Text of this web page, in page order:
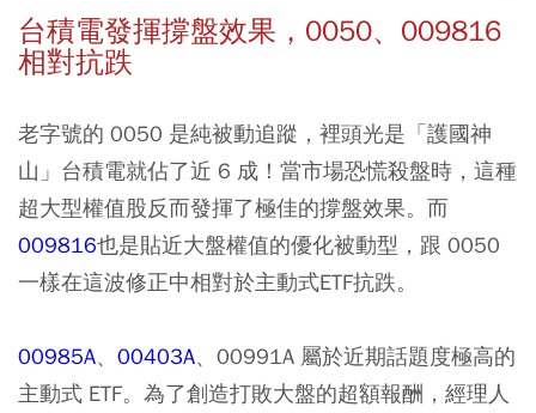
台積電發揮撐盤效果，0050、009816
相對抗跌
老字號的 0050 是純被動追蹤，裡頭光是「護國神
山」台積電就佔了近 6 成！當市場恐慌殺盤時，這種
超大型權值股反而發揮了極佳的撐盤效果。而
009816也是貼近大盤權值的優化被動型，跟 0050
一樣在這波修正中相對於主動式ETF抗跌。
00985A、 00403A、 00991A 屬於近期話題度極高的
主動式 ETF。為了創造打敗大盤的超額報酬，經理人